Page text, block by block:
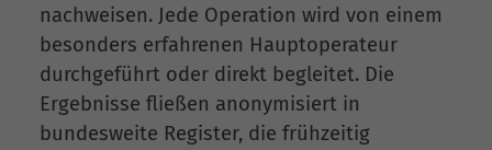
nachweisen. Jede Operation wird von einem
besonders erfahrenen Hauptoperateur
durchgeführt oder direkt begleitet. Die
Ergebnisse fließen anonymisiert in
bundesweite Register, die frühzeitig